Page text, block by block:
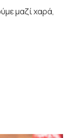
μαζί χαρά,